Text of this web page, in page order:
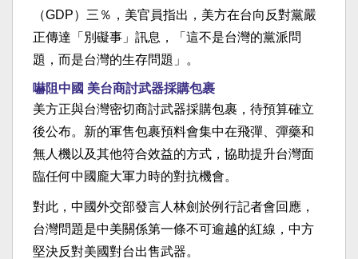
（GDP）三％，美官員指出，美方在台向反對黨嚴
正傳達「別礙事」訊息，「這不是台灣的黨派問
題，而是台灣的生存問題」。
嚇阻中國 美台商討武器採購包裹
美方正與台灣密切商討武器採購包裹，待預算確立
後公布。新的軍售包裹預料會集中在飛彈、彈藥和
無人機以及其他符合效益的方式，協助提升台灣面
臨任何中國龐大軍力時的對抗機會。
對此，中國外交部發言人林劍於例行記者會回應，
台灣問題是中美關係第一條不可逾越的紅線，中方
堅決反對美國對台出售武器。